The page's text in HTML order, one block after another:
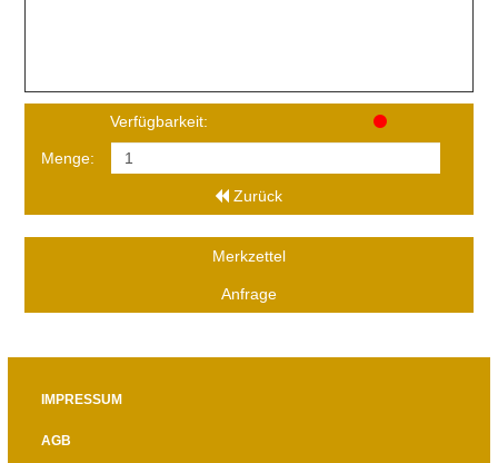
Verfügbarkeit:
Menge:
Zurück
Merkzettel
Anfrage
IMPRESSUM
AGB